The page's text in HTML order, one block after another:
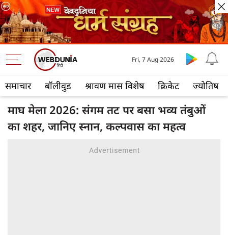
समाचार बॉलीवुड श्रावण मास विशेष क्रिकेट ज्योतिष
Fri, 7 Aug 2026
माघ मेला 2026: संगम तट पर बसा भव्य तंबुओं
का शहर, जानिए स्नान, कल्पवास का महत्व